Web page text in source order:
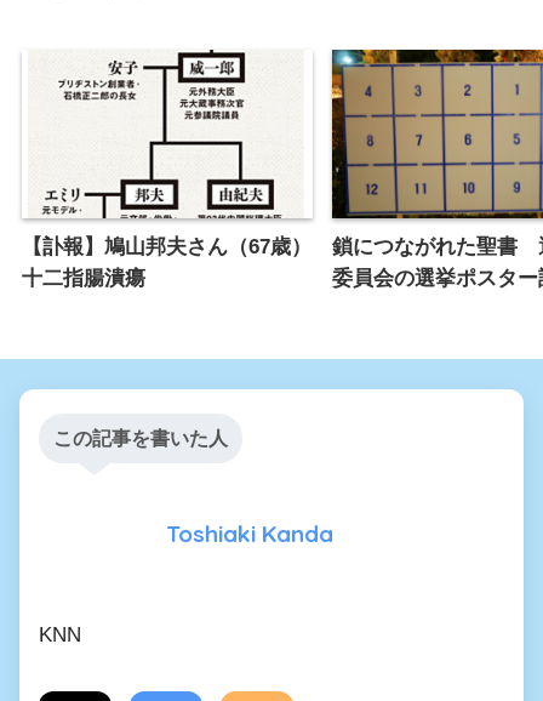
【訃報】鳩山邦夫さん（67歳）
十二指腸潰瘍
鎖につながれた聖書
委員会の選挙ポスター
この記事を書いた人
Toshiaki Kanda
KNN